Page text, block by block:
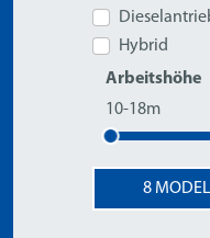
Hybrid
Arbeitshöhe
10-18m
8